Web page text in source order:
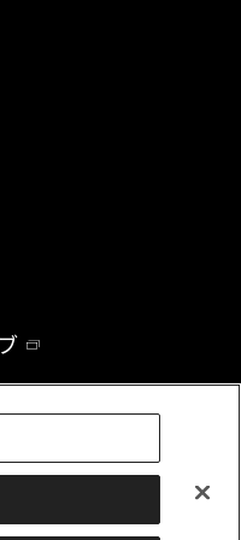
instagramtwitter